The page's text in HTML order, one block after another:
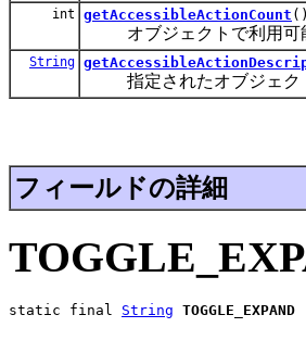
int getAccessibleActionCount ()
オブジェクトで利用可能
String
指定されたオブジェクト
フィールドの詳細
static final String TOGGLE_EXPAND